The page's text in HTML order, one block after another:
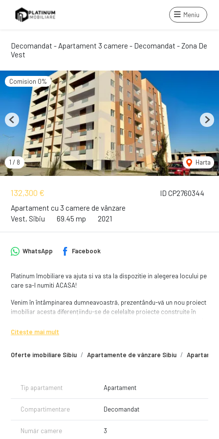
Meniu
Decomandat - Apartament 3 camere - Decomandat - Zona De
Vest
ID CP2760344
132,300 €
Apartament cu 3 camere de vânzare
Vest, Sibiu
69.45 mp 2021
Comision 0%
1 / 8 Harta
Previous Next
Oferte imobiliare Sibiu Apartamente de vânzare Sibiu
WhatsApp Facebook
Platinum Imobiliare va ajuta si va sta la dispozitie in alegerea locului pe
care sa-l numiti ACASA!
Venim în întâmpinarea dumneavoastră, prezentându-vă un nou proiect
imobiliar acesta diferențiindu-se de celelalte proiecte construite în
o calitate superioară pe care le vom folosi, menite să ofere rezistență
Ansamblul se remarca printr-o compartimentare deosebita, aceasta
Compartimentare:
- Hol - 4,80mpu
- Camera de zi 18.70mpu
- Dormitor 12.90mpu
- Dormitor 12.70mpu
Citește mai mult
Tip apartament Apartament
Compartimentare Decomandat
Număr camere 3